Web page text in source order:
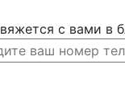
с вами в